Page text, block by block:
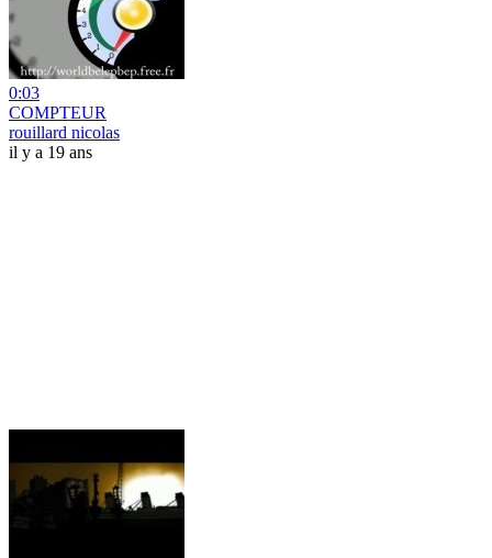
0:03
COMPTEUR
rouillard nicolas
il y a 19 ans